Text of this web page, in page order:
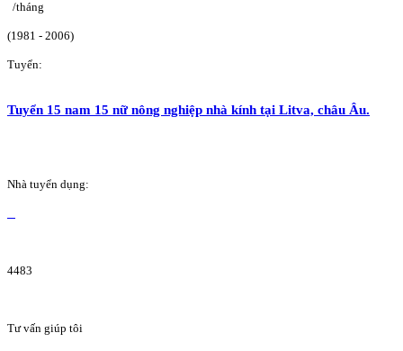
/tháng
(1981 - 2006)
Tuyển:
Tuyển 15 nam 15 nữ nông nghiệp nhà kính tại Litva, châu Âu.
Nhà tuyển dụng:
4483
Tư vấn giúp tôi